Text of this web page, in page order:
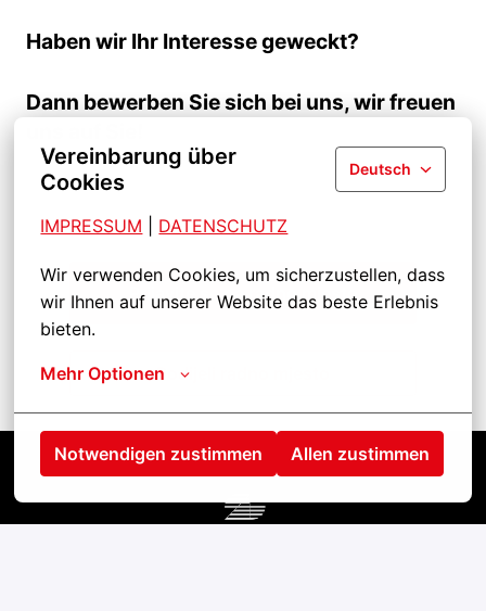
Vereinbarung über
Cookies
Deutsch
IMPRESSUM DATENSCHUTZ
Wir verwenden Cookies, um sicherzustellen, dass
wir Ihnen auf unserer Website das beste Erlebnis
bieten.
Mehr Optionen
Notwendigen zustimmen Allen zustimmen
Haben wir Ihr Interesse geweckt?
Dann bewerben Sie sich bei uns, wir freuen
Prijavite se na radno mjesto
Podijeli radno mjesto
Startseite